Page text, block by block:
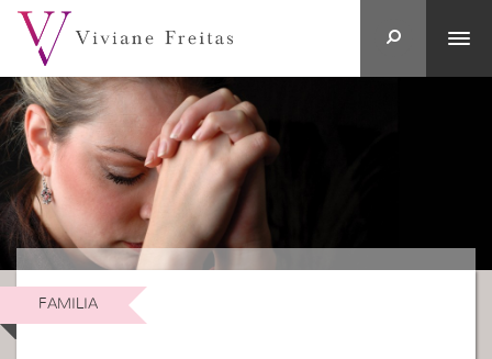
FAMILIA